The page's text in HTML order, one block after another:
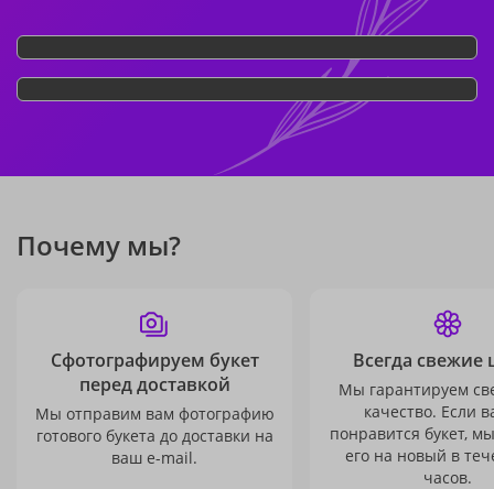
Почему мы?
Сфотографируем букет
перед доставкой
Мы отправим вам фотографию
готового букета до доставки на
ваш e-mail.
Всегда свежие
Мы гарантируем
качество. Если
понравится букет,
его на новый в
часов.